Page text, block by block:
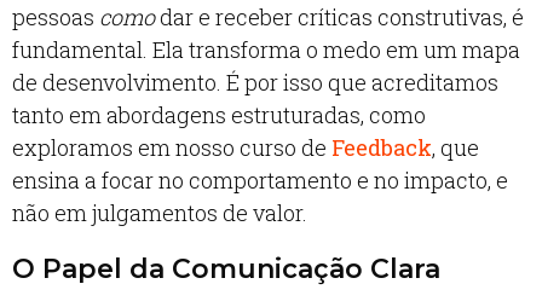
pessoas comodar e receber críticas construtivas, é
fundamental. Ela transforma o medo em um mapa
de desenvolvimento. É por isso que acreditamos
tanto em abordagens estruturadas, como
exploramos em nosso curso de Feedback, que
ensina a focar no comportamento e no impacto, e
não em julgamentos de valor.
O Papel da Comunicação Clara